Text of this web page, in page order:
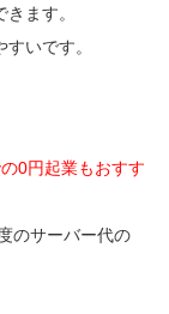
ます。
いです。
0円起業もおすす
のサーバー代の